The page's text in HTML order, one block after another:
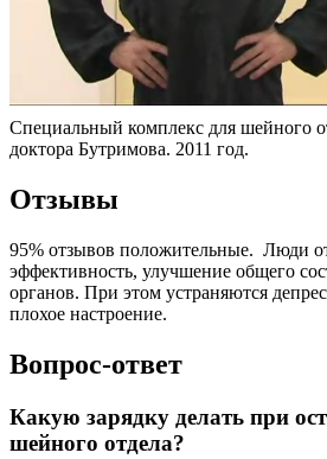
Специальный комплекс для шейного
доктора Бутримова. 2011 год.
Отзывы
95% отзывов положительные. Люди
эффективность, улучшение общего
органов. При этом устраняются
плохое настроение.
Вопрос-ответ
Какую зарядку делать при
шейного отдела?